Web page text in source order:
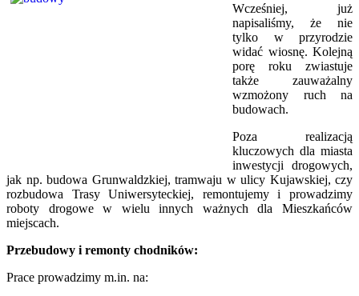
Wcześniej, już
napisaliśmy, że nie
tylko w przyrodzie
widać wiosnę. Kolejną
porę roku zwiastuje
także zauważalny
wzmożony ruch na
budowach.
Poza realizacją
kluczowych dla miasta
inwestycji drogowych,
jak np. budowa Grunwaldzkiej, tramwaju w ulicy Kujawskiej, czy
rozbudowa Trasy Uniwersyteckiej, remontujemy i prowadzimy
roboty drogowe w wielu innych ważnych dla Mieszkańców
miejscach.
Przebudowy i remonty chodników:
Prace prowadzimy m.in. na: